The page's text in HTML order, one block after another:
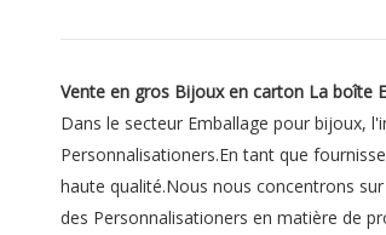
Vente en gros Bijoux en carton La boîte
Dans le secteur Emballage pour bijoux,
Personnalisationers.En tant que
haute qualité.Nous nous concentrons
des Personnalisationers en matière de